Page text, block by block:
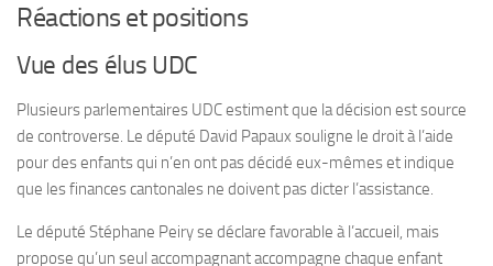
Réactions et positions
Vue des élus UDC
Plusieurs parlementaires UDC estiment que la décision est source
de controverse. Le député David Papaux souligne le droit à l’aide
pour des enfants qui n’en ont pas décidé eux-mêmes et indique
que les finances cantonales ne doivent pas dicter l’assistance.
Le député Stéphane Peiry se déclare favorable à l’accueil, mais
propose qu’un seul accompagnant accompagne chaque enfant